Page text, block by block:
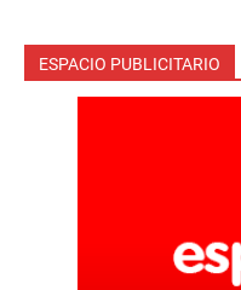
ESPACIO PUBLICITARIO